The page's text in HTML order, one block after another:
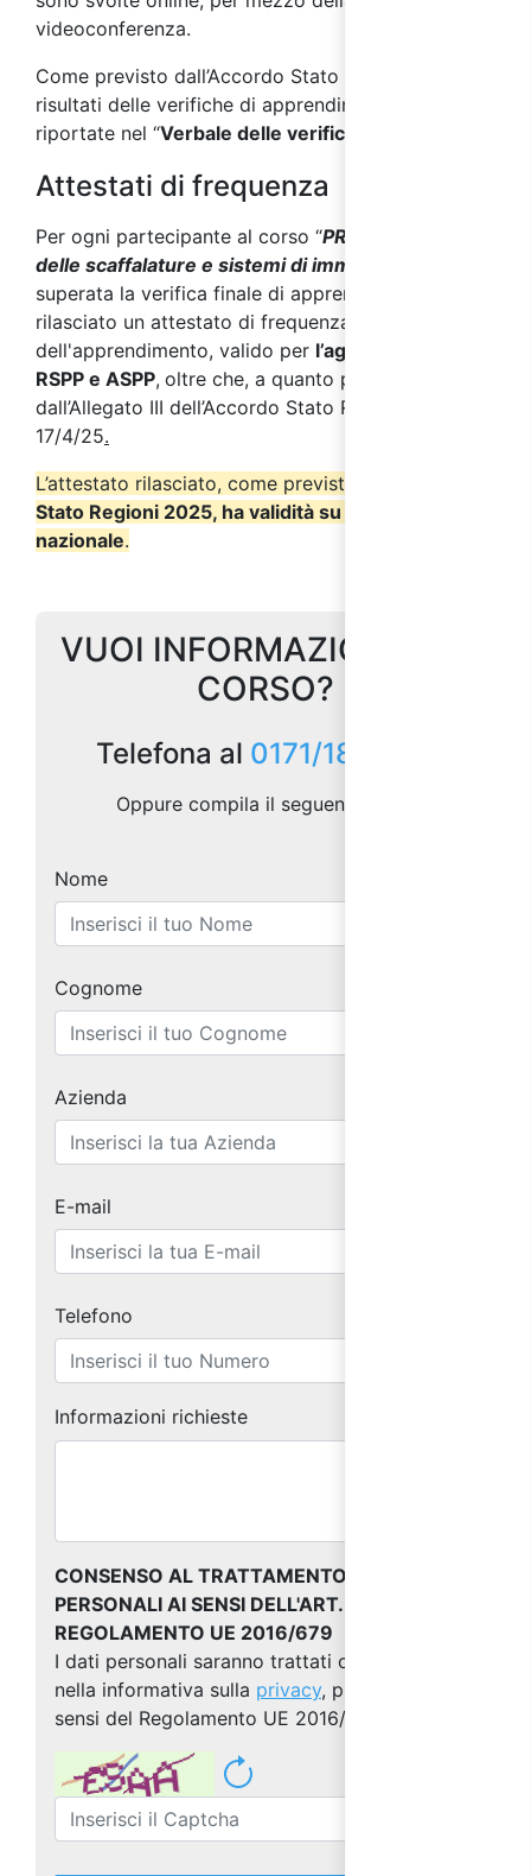
videoconferenza.
Come previsto dall’Accordo Stato Regioni 2025, i
risultati delle verifiche di apprendimento saranno
riportate nel “Verbale delle verifiche finali
Attestati di frequenza
Per ogni partecipante al corso “PRSES e sicurezza
delle scaffalature e sistemi di immagazzinaggio
superata la verifica finale di apprendimento, verrà
rilasciato un attestato di frequenza con verifica
dell'apprendimento, valido per l’aggiornamento
RSPP e ASPP, oltre che, a quanto previsto
dall’Allegato III dell’Accordo Stato Regioni del
17/4/25.
L’attestato rilasciato, come previsto dall’
Stato Regioni 2025, ha validità su tutto il territorio
nazionale.
VUOI INFORMAZIONI SUL
CORSO?
Telefona al 0171/1873157
Oppure compila il seguente form:
Nome
Cognome
Azienda
E-mail
Telefono
Informazioni richieste
CONSENSO AL TRATTAMENTO DEI DATI
PERSONALI AI SENSI DELL'ART. 13 DEL
REGOLAMENTO UE 2016/679
I dati personali saranno trattati come indicato
nella informativa sulla privacy, predisposta ai
sensi del Regolamento UE 2016/679